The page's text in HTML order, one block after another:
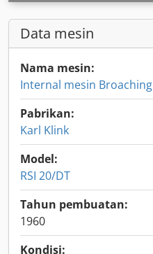
Data mesin
Nama mesin:
Internal mesin Broaching
Pabrikan:
Karl Klink
Model:
RSI 20/DT
Tahun pembuatan:
1960
Kondisi: